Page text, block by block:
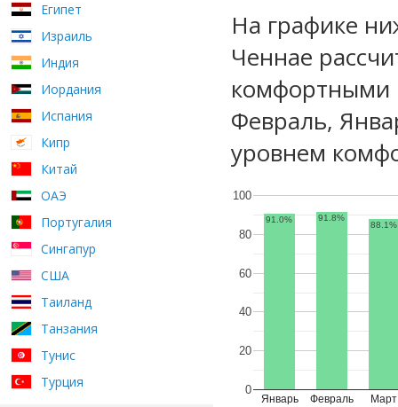
Египет
Израиль
Индия
Иордания
Испания
Кипр
Китай
ОАЭ
Португалия
Сингапур
США
Таиланд
Танзания
Тунис
Турция
На графике
Ченнае
комфортными
Февраль,
уровнем
Январь Февраль Март
0
20
40
60
80
100
91.0% 91.8%
88.1%